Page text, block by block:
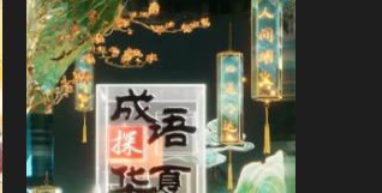
CCTV-4 中文国际（欧）
CCTV-4 中文国际（美）